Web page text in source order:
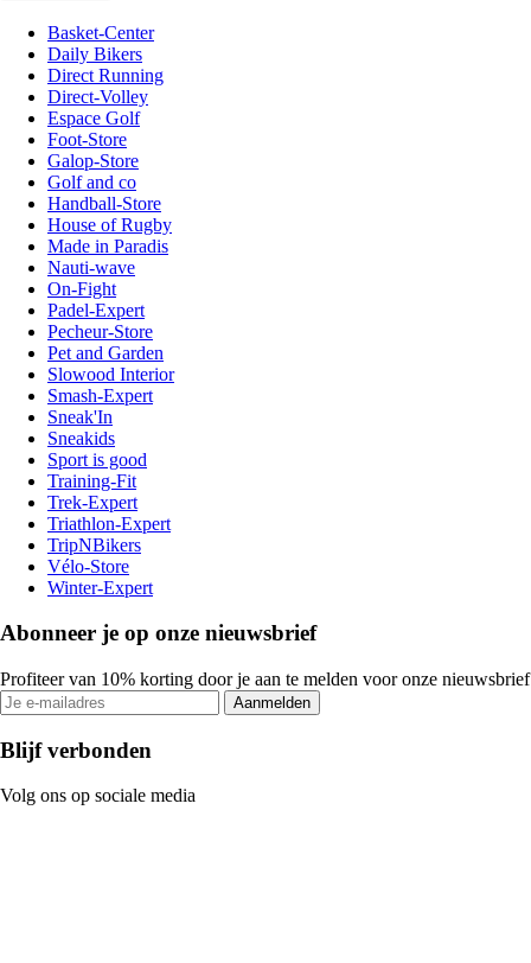
Basket-Center
Daily Bikers
Direct Running
Direct-Volley
Espace Golf
Foot-Store
Galop-Store
Golf and co
Handball-Store
House of Rugby
Made in Paradis
Nauti-wave
On-Fight
Padel-Expert
Pecheur-Store
Pet and Garden
Slowood Interior
Smash-Expert
Sneak'In
Sneakids
Sport is good
Training-Fit
Trek-Expert
Triathlon-Expert
TripNBikers
Vélo-Store
Winter-Expert
Abonneer je op onze nieuwsbrief
Profiteer van 10% korting door je aan te melden voor onze nieuwsbrief
Aanmelden
Blijf verbonden
Volg ons op sociale media